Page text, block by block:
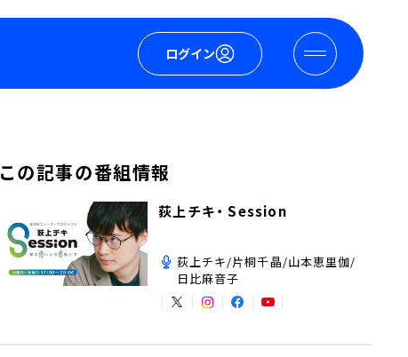
ログイン
この記事の番組情報
荻上チキ・ Session
荻上チキ/片桐千晶/山本恵里伽/
日比麻音子